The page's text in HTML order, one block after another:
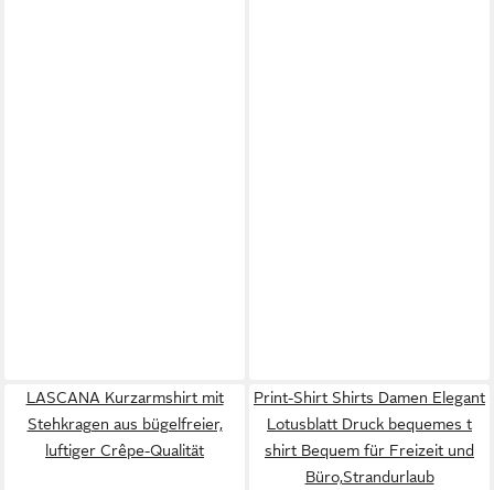
LASCANA Kurzarmshirt mit
Stehkragen aus bügelfreier,
luftiger Crêpe-Qualität
Print-Shirt Shirts Damen Elegant
Lotusblatt Druck bequemes t
shirt Bequem für Freizeit und
Büro,Strandurlaub